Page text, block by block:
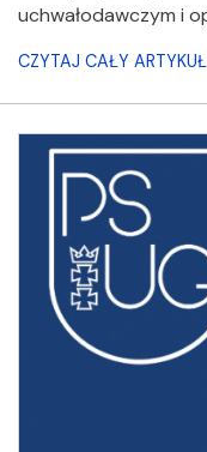
uchwałodawczym i
CZYTAJ CAŁY ARTYKUŁ